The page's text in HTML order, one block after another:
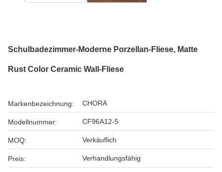
Schulbadezimmer-Moderne Porzellan-Fliese, Matte
Rust Color Ceramic Wall-Fliese
Markenbezeichnung: CHORA
Modellnummer: CF96A12-5
MOQ: Verkäuflich
Preis: Verhandlungsfähig